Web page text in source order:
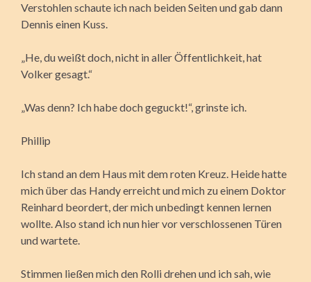
Verstohlen schaute ich nach beiden Seiten und gab dann
Dennis einen Kuss.
„He, du weißt doch, nicht in aller Öffentlichkeit, hat
Volker gesagt.“
„Was denn? Ich habe doch geguckt!“, grinste ich.
Phillip
Ich stand an dem Haus mit dem roten Kreuz. Heide hatte
mich über das Handy erreicht und mich zu einem Doktor
Reinhard beordert, der mich unbedingt kennen lernen
wollte. Also stand ich nun hier vor verschlossenen Türen
und wartete.
Stimmen ließen mich den Rolli drehen und ich sah, wie